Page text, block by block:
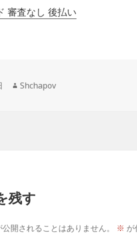
審査なし 後払い
作
Shchapov
残す
開されることはありません。 ※ が